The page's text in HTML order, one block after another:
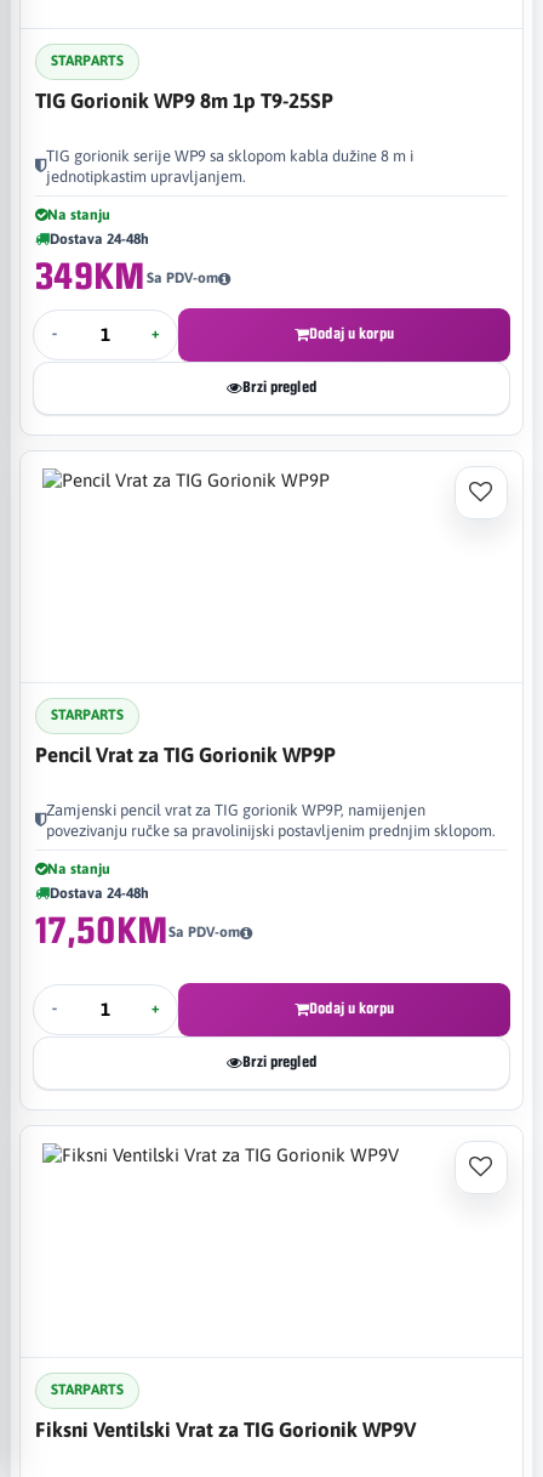
STARPARTS
TIG Gorionik WP9 8m 1p T9-25SP
TIG gorionik serije WP9 sa sklopom kabla dužine 8 m i
jednotipkastim upravljanjem.
Na stanju
Dostava 24-48h
349KM Sa PDV-om
- + Dodaj u korpu
Brzi pregled
STARPARTS
Pencil Vrat za TIG Gorionik WP9P
Zamjenski pencil vrat za TIG gorionik WP9P, namijenjen
povezivanju ručke sa pravolinijski postavljenim prednjim sklopom.
Na stanju
Dostava 24-48h
17,50KMSa PDV-om
- + Dodaj u korpu
Brzi pregled
STARPARTS
Fiksni Ventilski Vrat za TIG Gorionik WP9V